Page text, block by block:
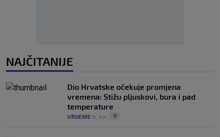
NAJČITANIJE
Dio Hrvatske očekuje promjena
vremena: Stižu pljuskovi, bura i pad
temperature
VRIJEME 6. kol. 0